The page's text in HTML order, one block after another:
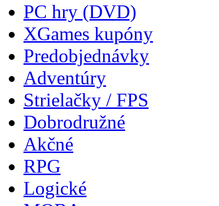
PC hry (DVD)
XGames kupóny
Predobjednávky
Adventúry
Strielačky / FPS
Dobrodružné
Akčné
RPG
Logické